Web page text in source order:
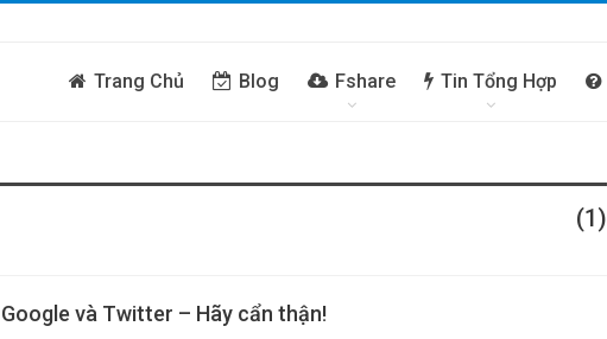
Trang Chủ Blog Fshare Tin Tổng Hợp
(1)
Google và Twitter – Hãy cẩn thận!